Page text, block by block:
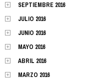
SEPTIEMBRE 2016
JULIO 2016
JUNIO 2016
MAYO 2016
ABRIL 2016
MARZO 2016